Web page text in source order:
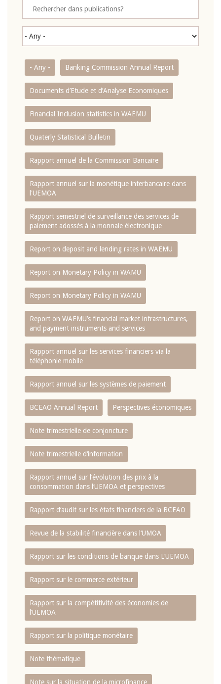
- Any - Banking Commission Annual Report
Documents d’Etude et d’Analyse Economiques
Financial Inclusion statistics in WAEMU
Quaterly Statistical Bulletin
Rapport annuel de la Commission Bancaire
Rapport annuel sur la monétique interbancaire dans
l'UEMOA
Rapport semestriel de surveillance des services de
paiement adossés à la monnaie électronique
Report on deposit and lending rates in WAEMU
Report on Monetary Policy in WAMU
Report on Monetary Policy in WAMU
Report on WAEMU’s financial market infrastructures,
and payment instruments and services
Rapport annuel sur les services financiers via la
téléphonie mobile
Rapport annuel sur les systèmes de paiement
BCEAO Annual Report Perspectives économiques
Note trimestrielle de conjoncture
Note trimestrielle d‘information
Rapport annuel sur l‘évolution des prix à la
consommation dans l‘UEMOA et perspectives
Rapport d‘audit sur les états financiers de la BCEAO
Revue de la stabilité financière dans l‘UMOA
Rapport sur les conditions de banque dans L‘UEMOA
Rapport sur le commerce extérieur
Rapport sur la compétitivité des économies de
l‘UEMOA
Rapport sur la politique monétaire
Note thématique
Note sur la situation de la microfinance